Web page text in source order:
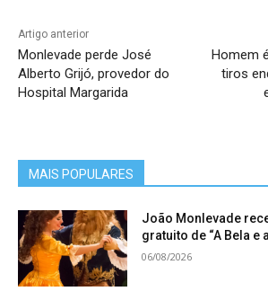
Artigo anterior
Monlevade perde José
Alberto Grijó, provedor do
Hospital Margarida
Homem
tiros
MAIS POPULARES
João Monlevade
gratuito de “A Bela e
06/08/2026